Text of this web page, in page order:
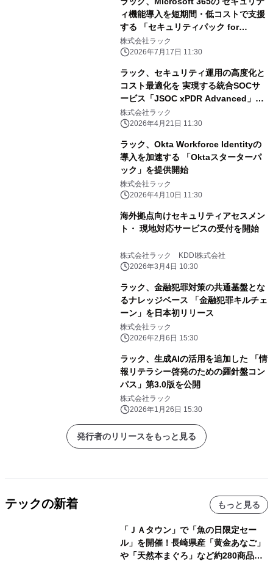
ィ機能導入を短期間・低コストで支援
する 「セキュリティパック for
Microsoft 365」を提供開始
株式会社ラック
2026年7月17日 11:30
ラック、セキュリティ運用の高度化と
コスト最適化を 実現する統合SOCサ
ービス「JSOC xPDR Advanced」を
提供
株式会社ラック
2026年4月21日 11:30
ラック、Okta Workforce Identityの
導入を加速する 「Oktaスターターパ
ック」を提供開始
株式会社ラック
2026年4月10日 11:30
海外拠点向けセキュリティアセスメン
ト・ 現地対応サービスの受付を開始
株式会社ラック KDDI株式会社
2026年3月4日 10:30
ラック、金融犯罪対策の共通基盤とな
るナレッジベース 「金融犯罪キルチェ
ーン」を日本初リリース
株式会社ラック
2026年2月6日 15:30
ラック、生成AIの活用を追加した 「情
報リテラシー啓発のための羅針盤コン
パス」第3.0版を公開
株式会社ラック
2026年1月26日 15:30
発行者のリリースをもっと見る
テックの新着 もっと見る
「ＪＡタウン」で「魚の日限定セー
ル」を開催！長崎県産「黄金あなご」
や「天然本まぐろ」など約280商品を